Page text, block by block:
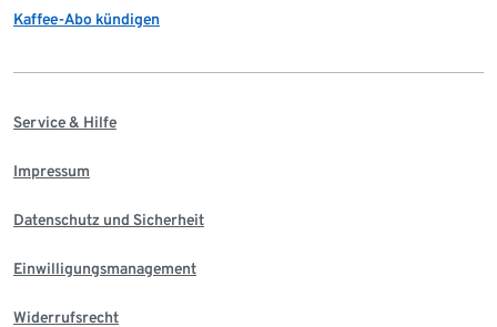
Kaffee-Abo kündigen
Service & Hilfe
Impressum
Datenschutz und Sicherheit
Einwilligungsmanagement
Widerrufsrecht